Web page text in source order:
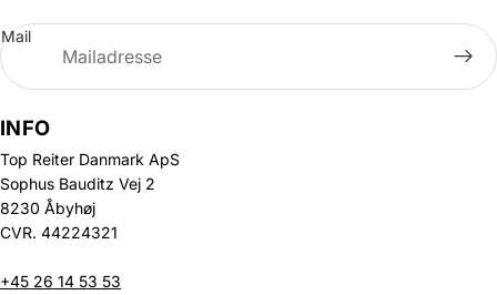
Mail
INFO
Top Reiter Danmark ApS
Sophus Bauditz Vej 2
8230 Åbyhøj
CVR. 44224321
+45 26 14 53 53